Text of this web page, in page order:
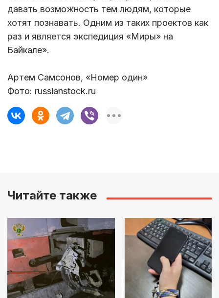
давать возможность тем людям, которые
хотят познавать. Одним из таких проектов как
раз и является экспедиция «Миры» на
Байкале».
Артем Самсонов, «Номер один»
Фото: russianstock.ru
Читайте также